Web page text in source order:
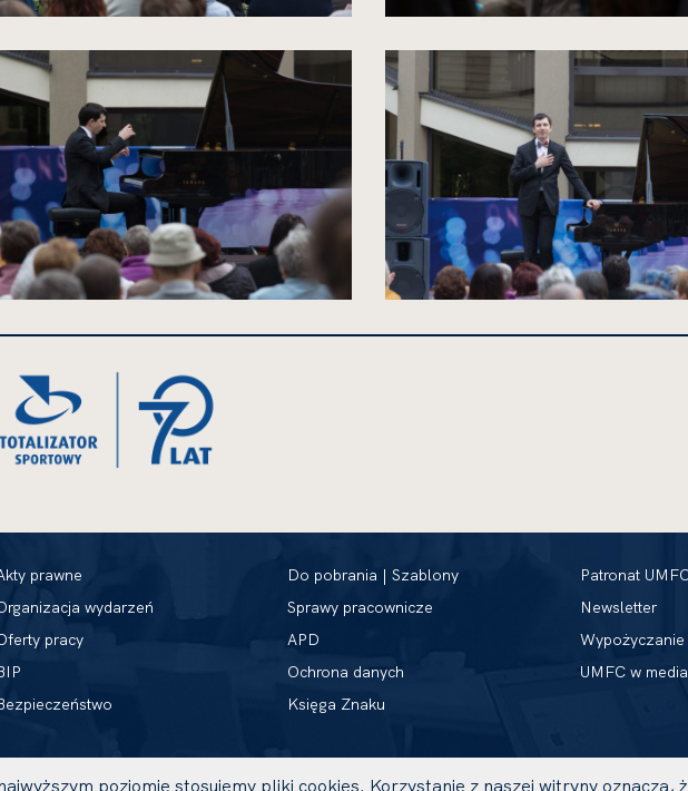
powiększenie
rozmiarów
spowoduje
powiększenie
zdjęcia
do
rozmiarów
oryginalnych
zdjęcia
rozmiarów
oryginalnych
spowoduje
prawne
wydarzeń
pracy
Do pobrania | Szablony
Sprawy pracownicze
APD
Ochrona danych
Księga Znaku
Patronat
Newsletter
UMFC w
poziomie stosujemy pliki cookies. Korzystanie z naszej witryny